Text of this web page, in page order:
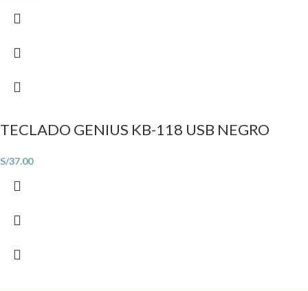
TECLADO GENIUS KB-118 USB NEGRO
S/37.00